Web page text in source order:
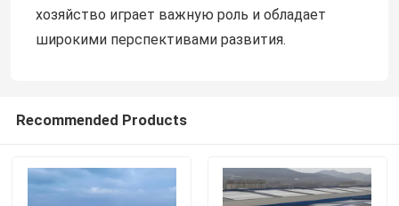
Свяжитесь мы
Кронштейны панели солнечных батарей
хозяйство играет важную роль и обладает
широкими перспективами развития.
Recommended Products